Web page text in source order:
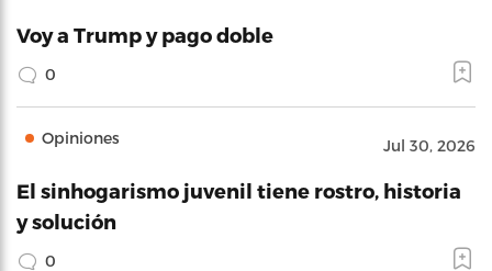
Voy a Trump y pago doble
0
Opiniones Jul 30, 2026
El sinhogarismo juvenil tiene rostro, historia
y solución
0